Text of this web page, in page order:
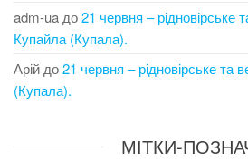
adm-uaдо21 червня – рідновірське
Купайла (Купала).
Арійдо21 червня – рідновірське та
(Купала).
МІТКИ-